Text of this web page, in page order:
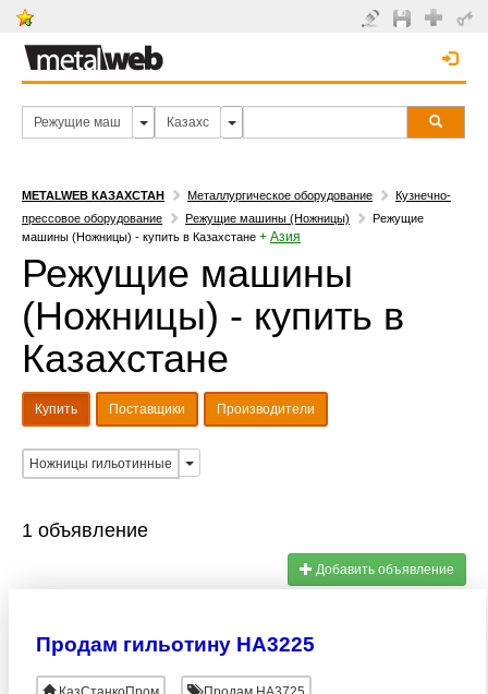
METALWEB КАЗАХСТАН Металлургическое оборудование
Кузнечно-
прессовое оборудование
Режущие машины (Ножницы)
Режущие
машины (Ножницы) - купить в Казахстане + Азия
Режущие машины
(Ножницы) - купить в
Казахстане
Купить Поставщики Производители
Ножницы гильотинные
1 объявление
Добавить объявление
Продам гильотину НА3225